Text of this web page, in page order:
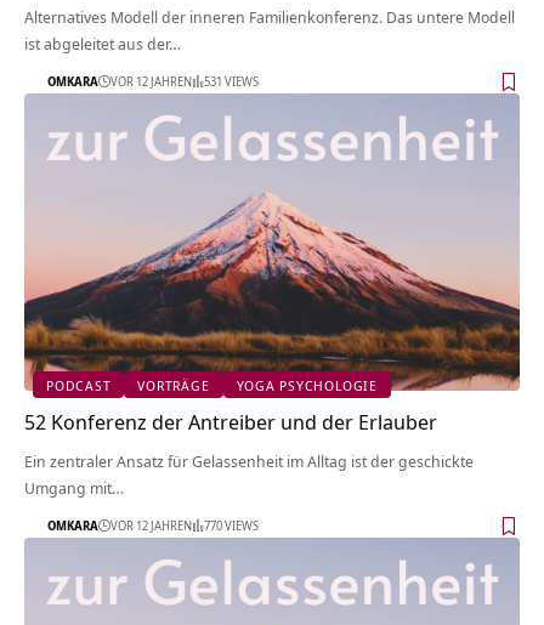
Alternatives Modell der inneren Familienkonferenz. Das untere Modell
ist abgeleitet aus der…
OMKARA VOR 12 JAHREN 531 VIEWS
PODCAST VORTRÄGE YOGA PSYCHOLOGIE
52 Konferenz der Antreiber und der Erlauber
Ein zentraler Ansatz für Gelassenheit im Alltag ist der geschickte
Umgang mit…
OMKARA VOR 12 JAHREN 770 VIEWS